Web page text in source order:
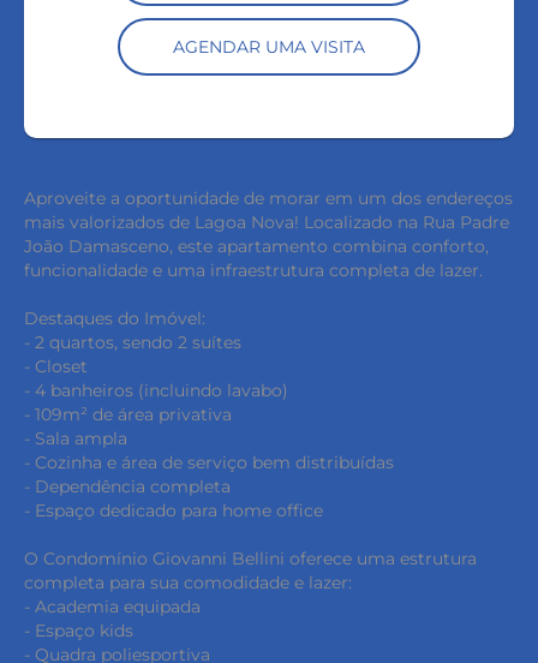
AGENDAR UMA VISITA
Aproveite a oportunidade de morar em um dos endereços
mais valorizados de Lagoa Nova! Localizado na Rua Padre
João Damasceno, este apartamento combina conforto,
funcionalidade e uma infraestrutura completa de lazer.
Destaques do Imóvel:
- 2 quartos, sendo 2 suítes
- Closet
- 4 banheiros (incluindo lavabo)
- 109m² de área privativa
- Sala ampla
- Cozinha e área de serviço bem distribuídas
- Dependência completa
- Espaço dedicado para home office
O Condomínio Giovanni Bellini oferece uma estrutura
completa para sua comodidade e lazer:
- Academia equipada
- Espaço kids
- Quadra poliesportiva